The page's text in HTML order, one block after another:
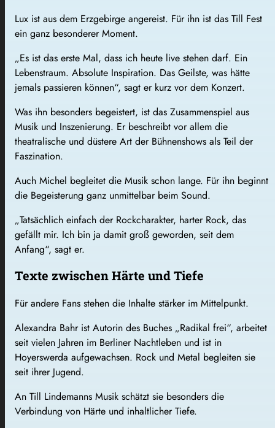
Lux ist aus dem Erzgebirge angereist. Für ihn ist das Till Fest
ein ganz besonderer Moment.
„Es ist das erste Mal, dass ich heute live stehen darf. Ein
Lebenstraum. Absolute Inspiration. Das Geilste, was hätte
jemals passieren können“, sagt er kurz vor dem Konzert.
Was ihn besonders begeistert, ist das Zusammenspiel aus
Musik und Inszenierung. Er beschreibt vor allem die
theatralische und düstere Art der Bühnenshows als Teil der
Faszination.
Auch Michel begleitet die Musik schon lange. Für ihn beginnt
die Begeisterung ganz unmittelbar beim Sound.
„Tatsächlich einfach der Rockcharakter, harter Rock, das
gefällt mir. Ich bin ja damit groß geworden, seit dem
Anfang“, sagt er.
Texte zwischen Härte und Tiefe
Für andere Fans stehen die Inhalte stärker im Mittelpunkt.
Alexandra Bahr ist Autorin des Buches „Radikal frei“, arbeitet
seit vielen Jahren im Berliner Nachtleben und ist in
Hoyerswerda aufgewachsen. Rock und Metal begleiten sie
seit ihrer Jugend.
An Till Lindemanns Musik schätzt sie besonders die
Verbindung von Härte und inhaltlicher Tiefe.